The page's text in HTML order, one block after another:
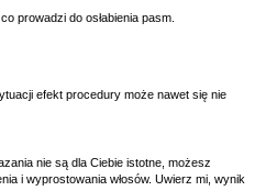
prowadzi do osłabienia pasm.
efekt procedury może nawet się nie
nie są dla Ciebie istotne, możesz
i wyprostowania włosów. Uwierz mi, wynik